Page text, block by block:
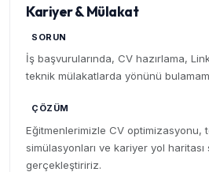
Kariyer & Mülakat
SORUN
İş başvurularında, CV hazırlama,
teknik mülakatlarda yönünü
ÇÖZÜM
Eğitmenlerimizle CV optimizasyonu,
simülasyonları ve kariyer yol haritası
gerçekleştiririz.